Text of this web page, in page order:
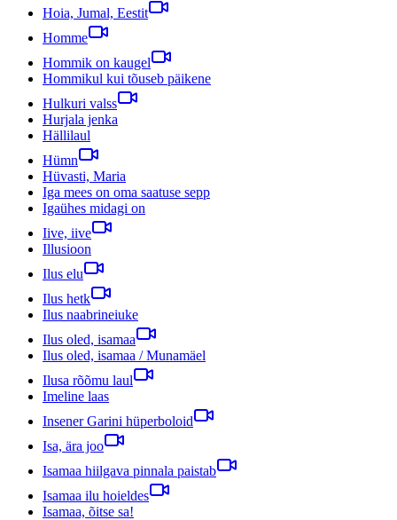
Hoia, Jumal, Eestit
Homme
Hommik on kaugel
Hommikul kui tõuseb päikene
Hulkuri valss
Hurjala jenka
Hällilaul
Hümn
Hüvasti, Maria
Iga mees on oma saatuse sepp
Igaühes midagi on
Iive, iive
Illusioon
Ilus elu
Ilus hetk
Ilus naabrineiuke
Ilus oled, isamaa
Ilus oled, isamaa / Munamäel
Ilusa rõõmu laul
Imeline laas
Insener Garini hüperboloid
Isa, ära joo
Isamaa hiilgava pinnala paistab
Isamaa ilu hoieldes
Isamaa, õitse sa!